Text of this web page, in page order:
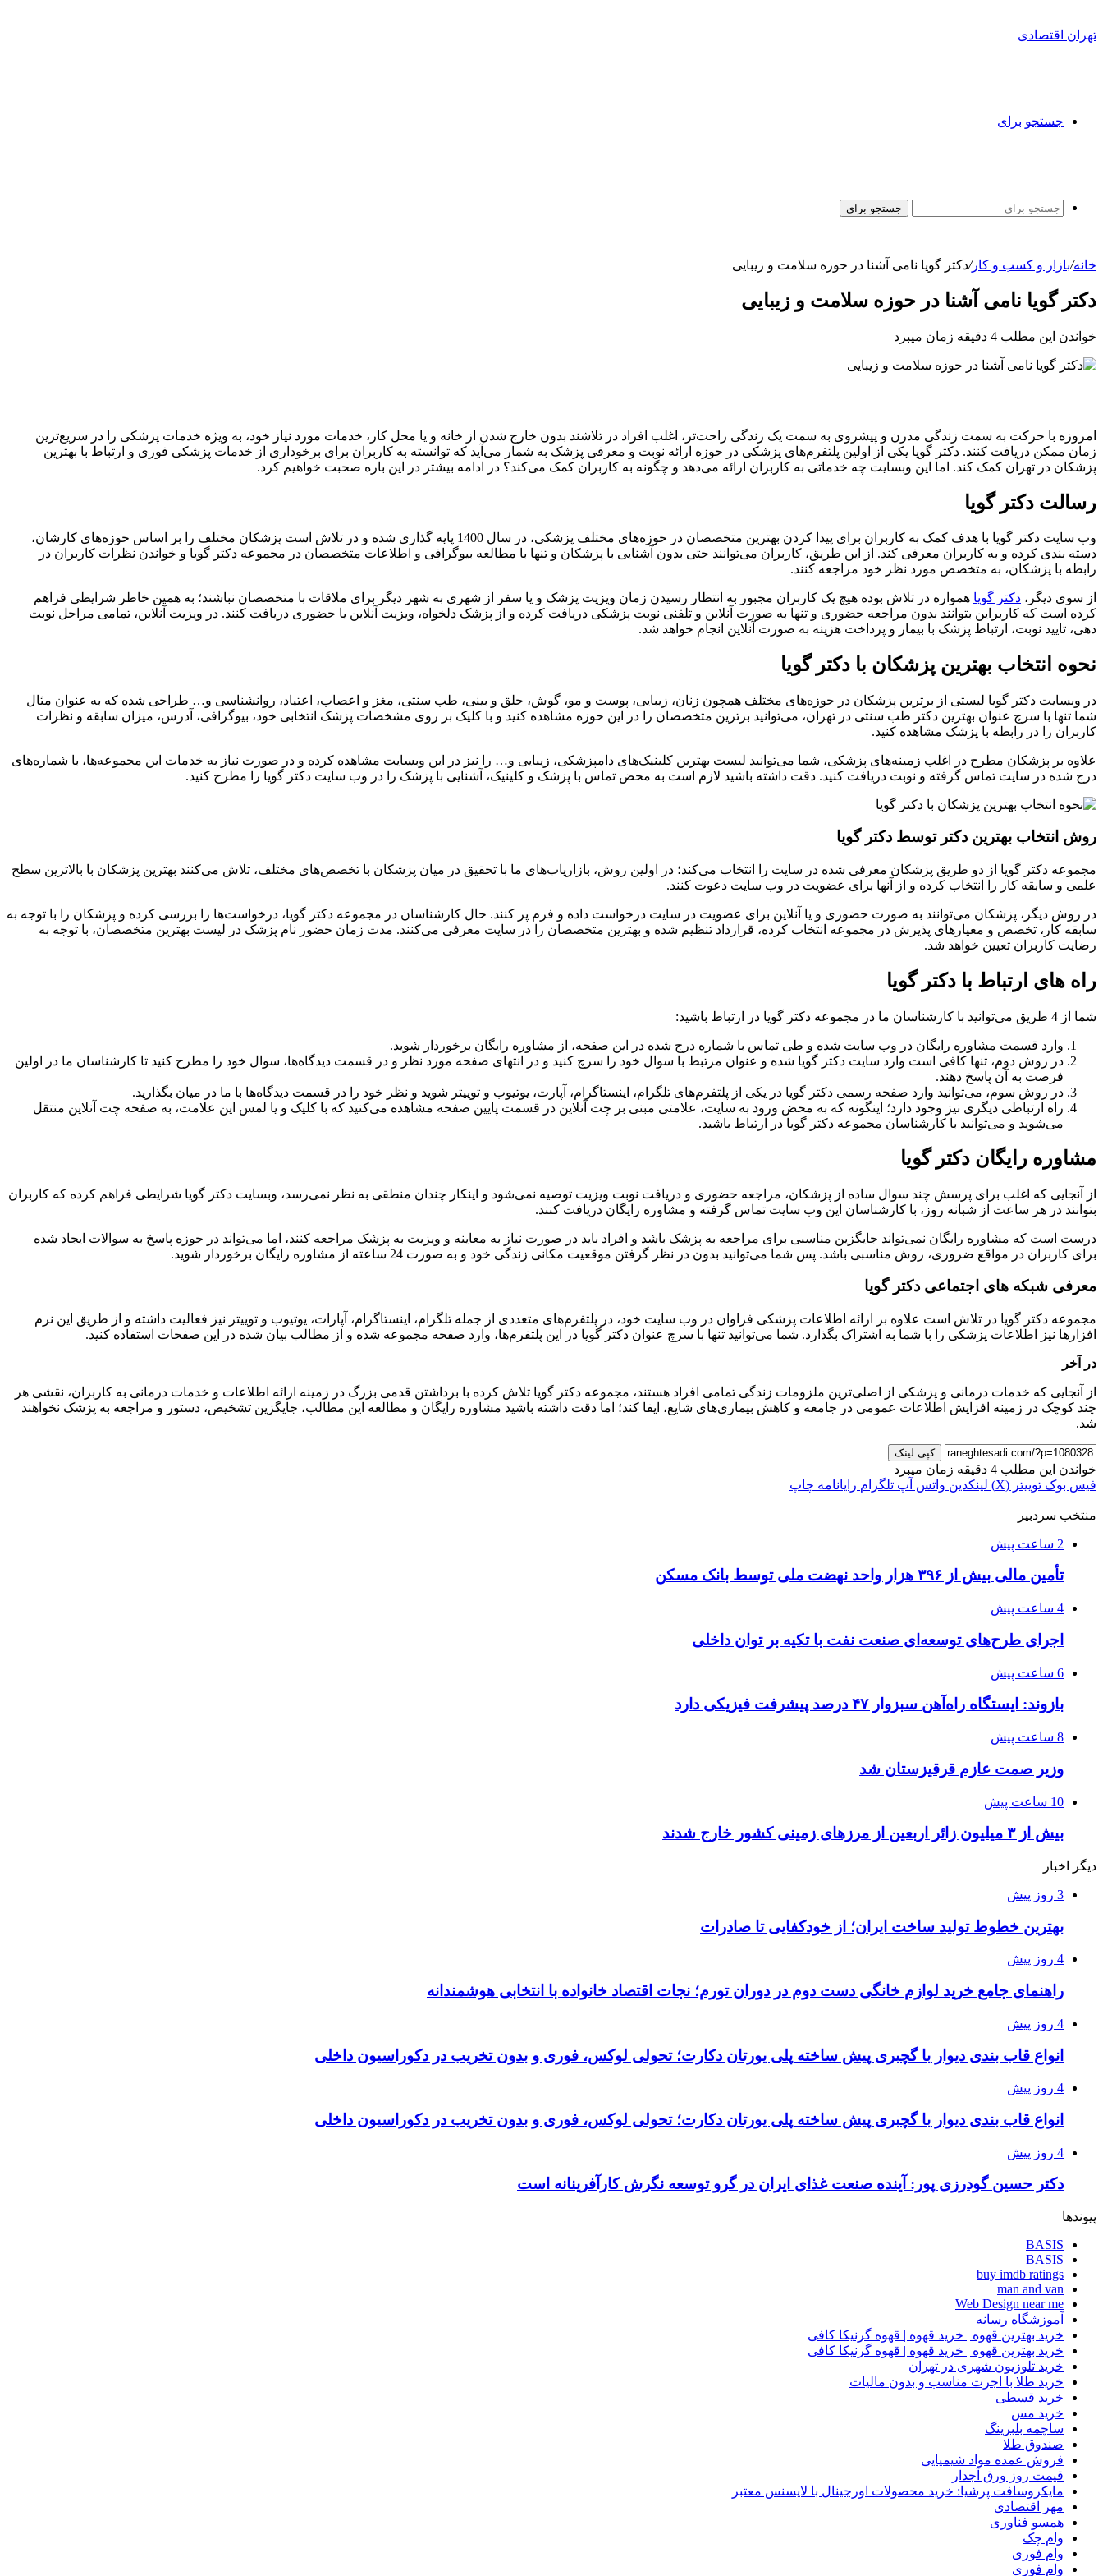
تهران اقتصادی
جستجو برای
جستجو برای
خانه/بازار و کسب و کار/دکتر گویا نامی آشنا در حوزه سلامت و زیبایی
دکتر گویا نامی آشنا در حوزه سلامت و زیبایی
خواندن این مطلب 4 دقیقه زمان میبرد
امروزه با حرکت به سمت زندگی مدرن و پیشروی به سمت یک زندگی راحت‌تر، اغلب افراد در تلاشند بدون خارج شدن از خانه و یا محل کار، خدمات مورد نیاز خود، به ویژه خدمات پزشکی را در سریع‌ترین
زمان ممکن دریافت کنند. دکتر گویا یکی از اولین پلتفرم‌های پزشکی در حوزه ارائه نوبت و معرفی پزشک به شمار می‌آید که توانسته به کاربران برای برخوداری از خدمات پزشکی فوری و ارتباط با بهترین
پزشکان در تهران کمک کند. اما این وبسایت چه خدماتی به کاربران ارائه می‌دهد و چگونه به کاربران کمک می‌کند؟ در ادامه بیشتر در این باره صحبت خواهیم کرد.
رسالت دکتر گویا
وب سایت دکتر گویا با هدف کمک به کاربران برای پیدا کردن بهترین متخصصان در حوزه‌های مختلف پزشکی، در سال 1400 پایه گذاری شده و در تلاش است پزشکان مختلف را بر اساس حوزه‌های کارشان،
دسته بندی کرده و به کاربران معرفی کند. از این طریق، کاربران می‌توانند حتی بدون آشنایی با پزشکان و تنها با مطالعه بیوگرافی و اطلاعات متخصصان در مجموعه دکتر گویا و خواندن نظرات کاربران در
رابطه با پزشکان، به متخصص مورد نظر خود مراجعه کنند.
از سوی دیگر، دکتر گویا همواره در تلاش بوده هیچ یک کاربران مجبور به انتظار رسیدن زمان ویزیت پزشک و یا سفر از شهری به شهر دیگر برای ملاقات با متخصصان نباشند؛ به همین خاطر شرایطی فراهم
کرده است که کاربراین بتوانند بدون مراجعه حضوری و تنها به صورت آنلاین و تلفنی نوبت پزشکی دریافت کرده و از پزشک دلخواه، ویزیت آنلاین یا حضوری دریافت کنند. در ویزیت آنلاین، تمامی مراحل نوبت
دهی، تایید نوبت، ارتباط پزشک با بیمار و پرداخت هزینه به صورت آنلاین انجام خواهد شد.
نحوه انتخاب بهترین پزشکان با دکتر گویا
در وبسایت دکتر گویا لیستی از برترین پزشکان در حوزه‌های مختلف همچون زنان، زیبایی، پوست و مو، گوش، حلق و بینی، طب سنتی، مغز و اعصاب، اعتیاد، روانشناسی و… طراحی شده که به عنوان مثال
شما تنها با سرچ عنوان بهترین دکتر طب سنتی در تهران، می‌توانید برترین متخصصان را در این حوزه مشاهده کنید و با کلیک بر روی مشخصات پزشک انتخابی خود، بیوگرافی، آدرس، میزان سابقه و نظرات
کاربران را در رابطه با پزشک مشاهده کنید.
علاوه بر پزشکان مطرح در اغلب زمینه‌های پزشکی، شما می‌توانید لیست بهترین کلینیک‌های دامپزشکی، زیبایی و… را نیز در این وبسایت مشاهده کرده و در صورت نیاز به خدمات این مجموعه‌ها، با شماره‌های
درج شده در سایت تماس گرفته و نوبت دریافت کنید. دقت داشته باشید لازم است به محض تماس با پزشک و کلینیک، آشنایی با پزشک را در وب سایت دکتر گویا را مطرح کنید.
روش انتخاب بهترین دکتر توسط دکتر گویا
مجموعه دکتر گویا از دو طریق پزشکان معرفی شده در سایت را انتخاب می‌کند؛ در اولین روش، بازاریاب‌های ما با تحقیق در میان پزشکان با تخصص‌های مختلف، تلاش می‌کنند بهترین پزشکان با بالاترین سطح
علمی و سابقه کار را انتخاب کرده و از آنها برای عضویت در وب سایت دعوت کنند.
در روش دیگر، پزشکان می‌توانند به صورت حضوری و یا آنلاین برای عضویت در سایت درخواست داده و فرم پر کنند. حال کارشناسان در مجموعه دکتر گویا، درخواست‌ها را بررسی کرده و پزشکان را با توجه به
سابقه کار، تخصص و معیارهای پذیرش در مجموعه انتخاب کرده، قرارداد تنظیم شده و بهترین متخصصان را در سایت معرفی می‌کنند. مدت زمان حضور نام پزشک در لیست بهترین متخصصان، با توجه به
رضایت کاربران تعیین خواهد شد.
راه های ارتباط با دکتر گویا
شما از 4 طریق می‌توانید با کارشناسان ما در مجموعه دکتر گویا در ارتباط باشید:
وارد قسمت مشاوره رایگان در وب سایت شده و طی تماس با شماره درج شده در این صفحه، از مشاوره رایگان برخوردار شوید.
در روش دوم، تنها کافی است وارد سایت دکتر گویا شده و عنوان مرتبط با سوال خود را سرچ کنید و در انتهای صفحه مورد نظر و در قسمت دیدگاه‌ها، سوال خود را مطرح کنید تا کارشناسان ما در اولین
فرصت به آن پاسخ دهند.
در روش سوم، می‌توانید وارد صفحه رسمی دکتر گویا در یکی از پلتفرم‌های تلگرام، اینستاگرام، آپارت، یوتیوب و توییتر شوید و نظر خود را در قسمت دیدگاه‌ها با ما در میان بگذارید.
راه ارتباطی دیگری نیز وجود دارد؛ اینگونه که به محض ورود به سایت، علامتی مبنی بر چت آنلاین در قسمت پایین صفحه مشاهده می‌کنید که با کلیک و یا لمس این علامت، به صفحه چت آنلاین منتقل
می‌شوید و می‌توانید با کارشناسان مجموعه دکتر گویا در ارتباط باشید.
مشاوره رایگان دکتر گویا
از آنجایی که اغلب برای پرسش چند سوال ساده از پزشکان، مراجعه حضوری و دریافت نوبت ویزیت توصیه نمی‌شود و اینکار چندان منطقی به نظر نمی‌رسد، وبسایت دکتر گویا شرایطی فراهم کرده که کاربران
بتوانند در هر ساعت از شبانه روز، با کارشناسان این وب سایت تماس گرفته و مشاوره رایگان دریافت کنند.
درست است که مشاوره رایگان نمی‌تواند جایگزین مناسبی برای مراجعه به پزشک باشد و افراد باید در صورت نیاز به معاینه و ویزیت به پزشک مراجعه کنند، اما می‌تواند در حوزه پاسخ به سوالات ایجاد شده
برای کاربران در مواقع ضروری، روش مناسبی باشد. پس شما می‌توانید بدون در نظر گرفتن موقعیت مکانی زندگی خود و به صورت 24 ساعته از مشاوره رایگان برخوردار شوید.
معرفی شبکه های اجتماعی دکتر گویا
مجموعه دکتر گویا در تلاش است علاوه بر ارائه اطلاعات پزشکی فراوان در وب سایت خود، در پلتفرم‌های متعددی از جمله تلگرام، اینستاگرام، آپارات، یوتیوب و توییتر نیز فعالیت داشته و از طریق این نرم
افزارها نیز اطلاعات پزشکی را با شما به اشتراک بگذارد. شما می‌توانید تنها با سرچ عنوان دکتر گویا در این پلتفرم‌ها، وارد صفحه مجموعه شده و از مطالب بیان شده در این صفحات استفاده کنید.
در آخر
از آنجایی که خدمات درمانی و پزشکی از اصلی‌ترین ملزومات زندگی تمامی افراد هستند، مجموعه دکتر گویا تلاش کرده با برداشتن قدمی بزرگ در زمینه ارائه اطلاعات و خدمات درمانی به کاربران، نقشی هر
چند کوچک در زمینه افزایش اطلاعات عمومی در جامعه و کاهش بیماری‌های شایع، ایفا کند؛ اما دقت داشته باشید مشاوره رایگان و مطالعه این مطالب، جایگزین تشخیص، دستور و مراجعه به پزشک نخواهند
شد.
کپی لینک
خواندن این مطلب 4 دقیقه زمان میبرد
فیس بوک توییتر (X) لینکدین واتس آپ تلگرام رایانامه چاپ
منتخب سردبیر
2 ساعت پیش
تأمین مالی بیش از ۳۹۶ هزار واحد نهضت ملی توسط بانک مسکن
4 ساعت پیش
اجرای طرح‌های توسعه‌ای صنعت نفت با تکیه بر توان داخلی
6 ساعت پیش
بازوند: ایستگاه راه‌آهن سبزوار ۴۷ درصد پیشرفت فیزیکی دارد
8 ساعت پیش
وزیر صمت عازم قرقیزستان شد
10 ساعت پیش
بیش از ۳ میلیون زائر اربعین از مرزهای زمینی کشور خارج شدند
دیگر اخبار
3 روز پیش
بهترین خطوط تولید ساخت ایران؛ از خودکفایی تا صادرات
4 روز پیش
راهنمای جامع خرید لوازم خانگی دست دوم در دوران تورم؛ نجات اقتصاد خانواده با انتخابی هوشمندانه
4 روز پیش
انواع قاب بندی دیوار با گچبری پیش ساخته پلی یورتان دکارت؛ تحولی لوکس، فوری و بدون تخریب در دکوراسیون داخلی
4 روز پیش
انواع قاب بندی دیوار با گچبری پیش ساخته پلی یورتان دکارت؛ تحولی لوکس، فوری و بدون تخریب در دکوراسیون داخلی
4 روز پیش
دکتر حسین گودرزی پور: آینده صنعت غذای ایران در گرو توسعه نگرش کارآفرینانه است
پیوندها
BASIS
BASIS
buy imdb ratings
man and van
Web Design near me
آموزشگاه رسانه
خرید بهترین قهوه | خرید قهوه | قهوه گرنیکا کافی
خرید بهترین قهوه | خرید قهوه | قهوه گرنیکا کافی
خرید تلوزیون شهری در تهران
خرید طلا با اجرت مناسب و بدون مالیات
خرید قسطی
خرید مس
ساچمه بلبرینگ
صندوق طلا
فروش عمده مواد شیمیایی
قیمت روز ورق آجدار
مایکروسافت پرشیا: خرید محصولات اورجینال با لایسنس معتبر
مهر اقتصادی
همسو فناوری
وام چک
وام فوری
وام فوری